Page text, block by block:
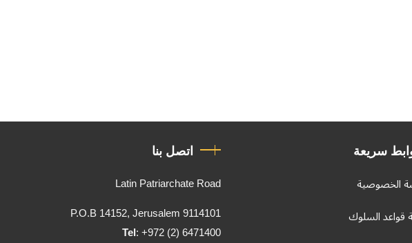
سريعة
الخصوصية
قواعد السلوك
اتصل بنا
Latin Patriarchate Road
P.O.B 14152, Jerusalem 9114101
Tel: +972 (2) 6471400